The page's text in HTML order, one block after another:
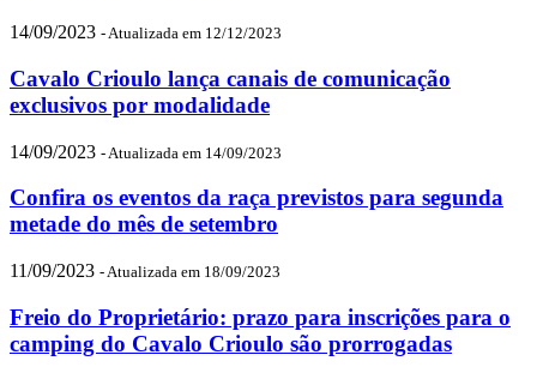
14/09/2023 - Atualizada em 12/12/2023
Cavalo Crioulo lança canais de comunicação
exclusivos por modalidade
14/09/2023 - Atualizada em 14/09/2023
Confira os eventos da raça previstos para segunda
metade do mês de setembro
11/09/2023 - Atualizada em 18/09/2023
Freio do Proprietário: prazo para inscrições para o
camping do Cavalo Crioulo são prorrogadas